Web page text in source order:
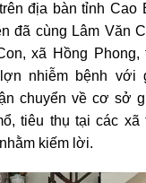
địa bàn tỉnh Cao
đã cùng Lâm Văn
xã Hồng
nhiễm bệnh với
chuyển về cơ sở
tiêu thụ tại các xã
kiếm lời.